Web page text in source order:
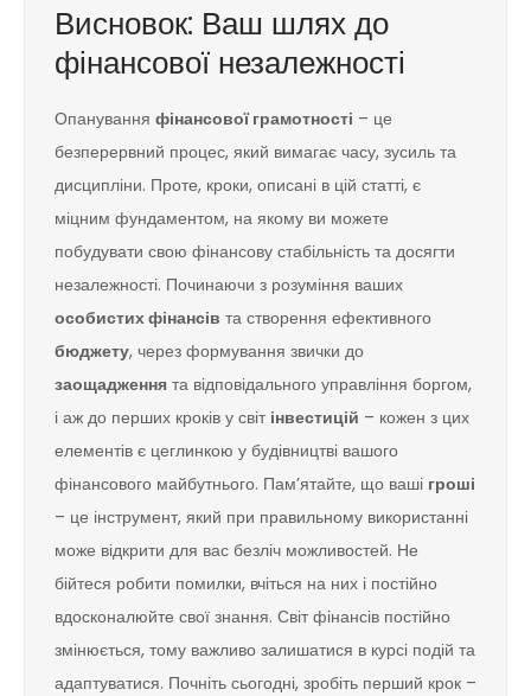
Висновок: Ваш шлях до
фінансової незалежності
Опанування фінансової грамотності – це
безперервний процес, який вимагає часу, зусиль та
дисципліни. Проте, кроки, описані в цій статті, є
міцним фундаментом, на якому ви можете
побудувати свою фінансову стабільність та досягти
незалежності. Починаючи з розуміння ваших
особистих фінансів та створення ефективного
бюджету, через формування звички до
заощадження та відповідального управління боргом,
і аж до перших кроків у світ інвестицій – кожен з цих
елементів є цеглинкою у будівництві вашого
фінансового майбутнього. Пам’ятайте, що ваші гроші
– це інструмент, який при правильному використанні
може відкрити для вас безліч можливостей. Не
бійтеся робити помилки, вчіться на них і постійно
вдосконалюйте свої знання. Світ фінансів постійно
змінюється, тому важливо залишатися в курсі подій та
адаптуватися. Почніть сьогодні, зробіть перший крок –